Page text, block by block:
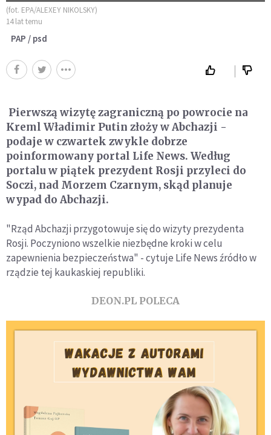
(fot. EPA/ALEXEY NIKOLSKY)
14 lat temu
PAP / psd
Pierwszą wizytę zagraniczną po powrocie na
Kreml Władimir Putin złoży w Abchazji -
podaje w czwartek zwykle dobrze
poinformowany portal Life News. Według
portalu w piątek prezydent Rosji przyleci do
Soczi, nad Morzem Czarnym, skąd planuje
wypad do Abchazji.
"Rząd Abchazji przygotowuje się do wizyty prezydenta
Rosji. Poczyniono wszelkie niezbędne kroki w celu
zapewnienia bezpieczeństwa" - cytuje Life News źródło w
rządzie tej kaukaskiej republiki.
DEON.PL POLECA